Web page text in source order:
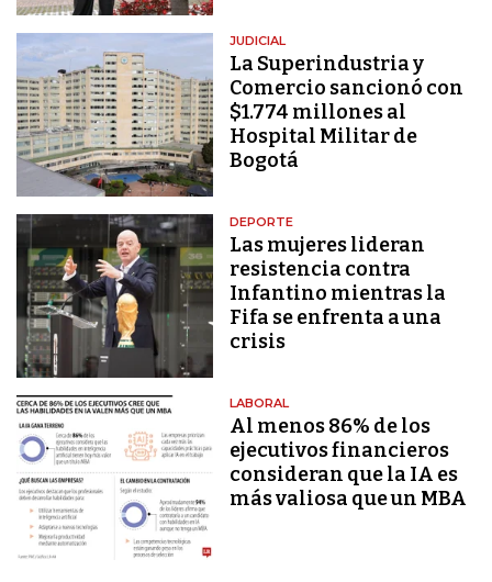
JUDICIAL
La Superindustria y
Comercio sancionó con
$1.774 millones al
Hospital Militar de
Bogotá
DEPORTE
Las mujeres lideran
resistencia contra
Infantino mientras la
Fifa se enfrenta a una
crisis
LABORAL
Al menos 86% de los
ejecutivos financieros
consideran que la IA es
más valiosa que un MBA